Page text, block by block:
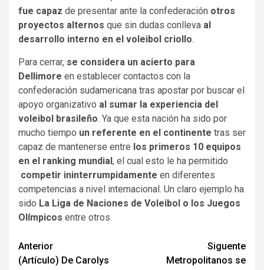
fue capaz de presentar ante la confederación otros
proyectos alternos que sin dudas conlleva al
desarrollo interno en el voleibol criollo.
Para cerrar, se considera un acierto para
Dellimore en establecer contactos con la
confederación sudamericana tras apostar por buscar el
apoyo organizativo al sumar la experiencia del
voleibol brasileño. Ya que esta nación ha sido por
mucho tiempo un referente en el continente tras ser
capaz de mantenerse entre los primeros 10 equipos
en el ranking mundial, el cual esto le ha permitido
competir ininterrumpidamente en diferentes
competencias a nivel internacional. Un claro ejemplo ha
sido La Liga de Naciones de Voleibol o los Juegos
Olímpicos entre otros.
Navegación
Anterior
(Artículo) De Carolys
Siguente
Metropolitanos se